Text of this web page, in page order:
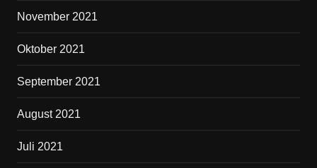
November 2021
Oktober 2021
September 2021
August 2021
Juli 2021